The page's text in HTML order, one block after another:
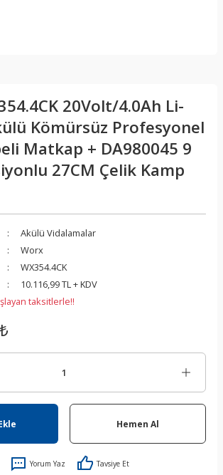
20Volt/4.0Ah Li-
Kömürsüz Profesyonel
Matkap + DA980045 9
27CM Çelik Kamp
Akülü Vidalamalar
Worx
WX354.4CK
10.116,99 TL + KDV
taksitlerle!!
Hemen Al
Yorum Yaz Tavsiye Et